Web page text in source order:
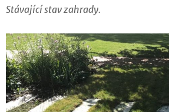
Stávající stav zahrady.